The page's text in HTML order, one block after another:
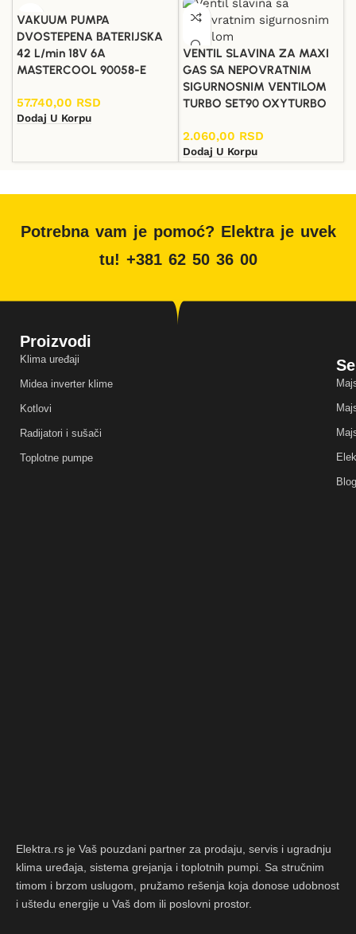
VAKUUM PUMPA
DVOSTEPENA BATERIJSKA
42 L/min 18V 6A
MASTERCOOL 90058-E
57.740,00 RSD
Dodaj U Korpu
VENTIL SLAVINA ZA MAXI
GAS SA NEPOVRATNIM
SIGURNOSNIM VENTILOM
TURBO SET90 OXYTURBO
2.060,00 RSD
Dodaj U Korpu
Potrebna vam je pomoć? Elektra je uvek
tu! +381 62 50 36 00
Proizvodi
Klima uređaji
Midea inverter klime
Kotlovi
Radijatori i sušači
Toplotne pumpe
Blog
Elektra.rs je Vaš pouzdani partner za prodaju, servis i ugradnju
klima uređaja, sistema grejanja i toplotnih pumpi. Sa stručnim
timom i brzom uslugom, pružamo rešenja koja donose udobnost
i uštedu energije u Vaš dom ili poslovni prostor.